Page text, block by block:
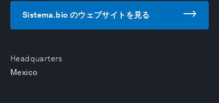
Headquarters
Mexico
Sistema.bio のウェブサイトを見る